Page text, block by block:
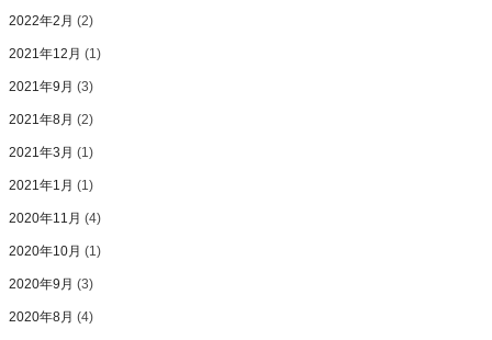
2022年2月 (2)
2021年12月 (1)
2021年9月 (3)
2021年8月 (2)
2021年3月 (1)
2021年1月 (1)
2020年11月 (4)
2020年10月 (1)
2020年9月 (3)
2020年8月 (4)